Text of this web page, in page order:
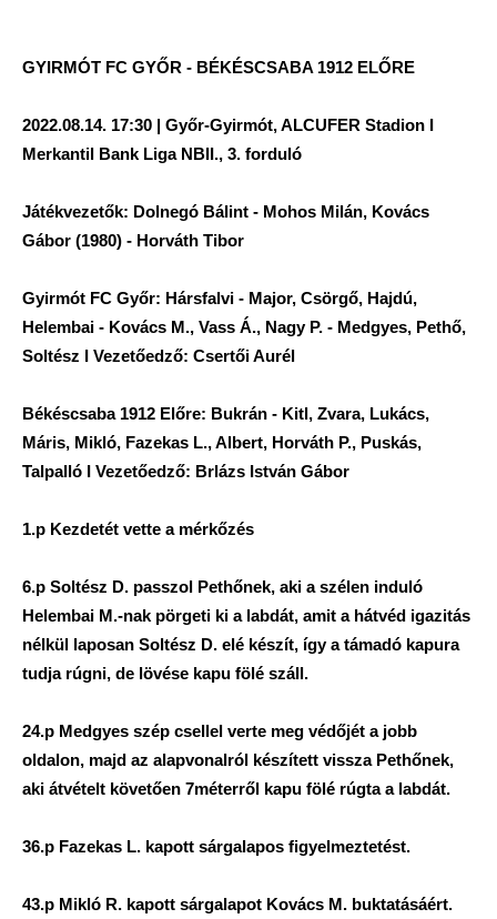
GYIRMÓT FC GYŐR - BÉKÉSCSABA 1912 ELŐRE
2022.08.14. 17:30 | Győr-Gyirmót, ALCUFER Stadion I
Merkantil Bank Liga NBII., 3. forduló
Játékvezetők: Dolnegó Bálint - Mohos Milán, Kovács
Gábor (1980) - Horváth Tibor
Gyirmót FC Győr: Hársfalvi - Major, Csörgő, Hajdú,
Helembai - Kovács M., Vass Á., Nagy P. - Medgyes, Pethő,
Soltész I Vezetőedző: Csertői Aurél
Békéscsaba 1912 Előre: Bukrán - Kitl, Zvara, Lukács,
Máris, Mikló, Fazekas L., Albert, Horváth P., Puskás,
Talpalló I Vezetőedző: Brlázs István Gábor
1.p Kezdetét vette a mérkőzés
6.p Soltész D. passzol Pethőnek, aki a szélen induló
Helembai M.-nak pörgeti ki a labdát, amit a hátvéd igazitás
nélkül laposan Soltész D. elé készít, így a támadó kapura
tudja rúgni, de lövése kapu fölé száll.
24.p Medgyes szép csellel verte meg védőjét a jobb
oldalon, majd az alapvonalról készített vissza Pethőnek,
aki átvételt követően 7méterről kapu fölé rúgta a labdát.
36.p Fazekas L. kapott sárgalapos figyelmeztetést.
43.p Mikló R. kapott sárgalapot Kovács M. buktatásáért.